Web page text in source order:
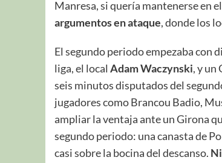
Manresa, si quería mantenerse en
argumentos en ataque, donde los
El segundo periodo empezaba con
liga, el local Adam Waczynski, y un
seis minutos disputados del
jugadores como Brancou Badio,
ampliar la ventaja ante un Girona
segundo periodo: una canasta de
casi sobre la bocina del descanso.